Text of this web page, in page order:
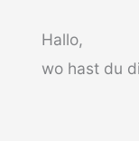
Hallo,
wo hast du